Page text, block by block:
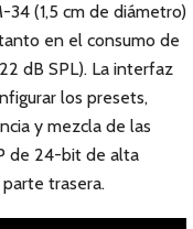
34 (1,5 cm de diámetro)
en el consumo de
dB SPL). La interfaz
los presets,
y mezcla de las
de 24-bit de alta
trasera.